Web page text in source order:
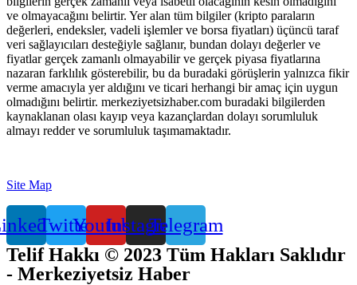
ve olmayacağını belirtir. Yer alan tüm bilgiler (kripto paraların
değerleri, endeksler, vadeli işlemler ve borsa fiyatları) üçüncü taraf
veri sağlayıcıları desteğiyle sağlanır, bundan dolayı değerler ve
fiyatlar gerçek zamanlı olmayabilir ve gerçek piyasa fiyatlarına
nazaran farklılık gösterebilir, bu da buradaki görüşlerin yalnızca fikir
verme amacıyla yer aldığını ve ticari herhangi bir amaç için uygun
olmadığını belirtir. merkeziyetsizhaber.com buradaki bilgilerden
kaynaklanan olası kayıp veya kazançlardan dolayı sorumluluk
almayı redder ve sorumluluk taşımamaktadır.
Site Map
TwitterYoutubeInstagramTelegram
Telif Hakkı © 2023 Tüm Hakları Saklıdır
- Merkeziyetsiz Haber